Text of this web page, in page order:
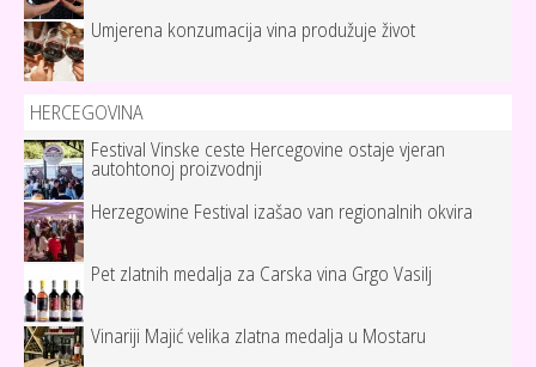
Umjerena konzumacija vina produžuje život
HERCEGOVINA
Festival Vinske ceste Hercegovine ostaje vjeran
autohtonoj proizvodnji
Herzegowine Festival izašao van regionalnih okvira
Pet zlatnih medalja za Carska vina Grgo Vasilj
Vinariji Majić velika zlatna medalja u Mostaru